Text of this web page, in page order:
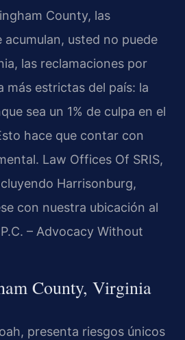
County, las
usted no puede
las reclamaciones por
más estrictas del país: la
sea un 1% de culpa en el
hace que contar con
Law Offices Of SRIS,
Harrisonburg,
con nuestra ubicación al
– Advocacy Without
County, Virginia
presenta riesgos únicos